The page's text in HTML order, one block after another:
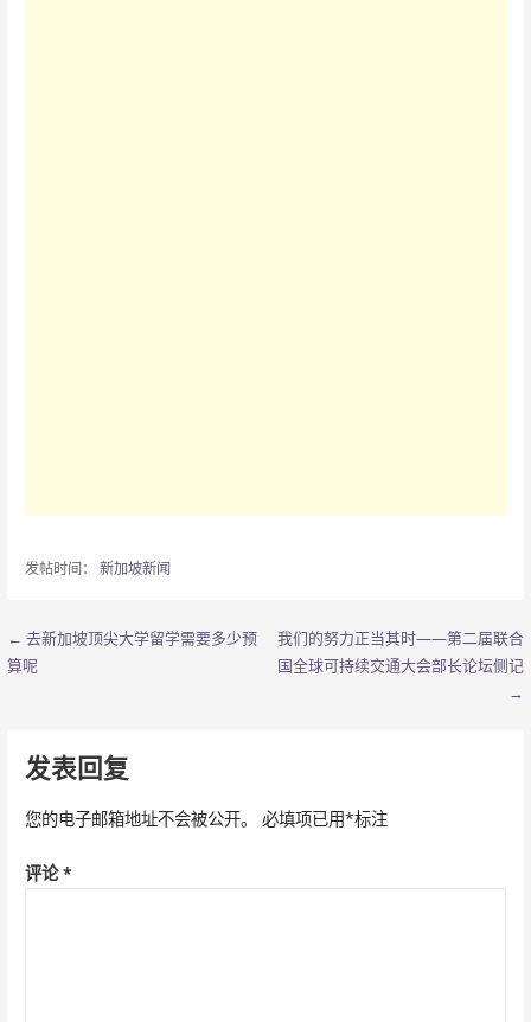
发帖时间： 新加坡新闻
文
航
← 去新加坡顶尖大学留学需要多少预
算呢
我们的努力正当其时——第二届联合
国全球可持续交通大会部长论坛侧记
→
发表回复
您的电子邮箱地址不会被公开。 必填项已用*标注
评论*